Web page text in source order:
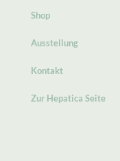
Shop
Ausstellung
Kontakt
Zur Hepatica Seite